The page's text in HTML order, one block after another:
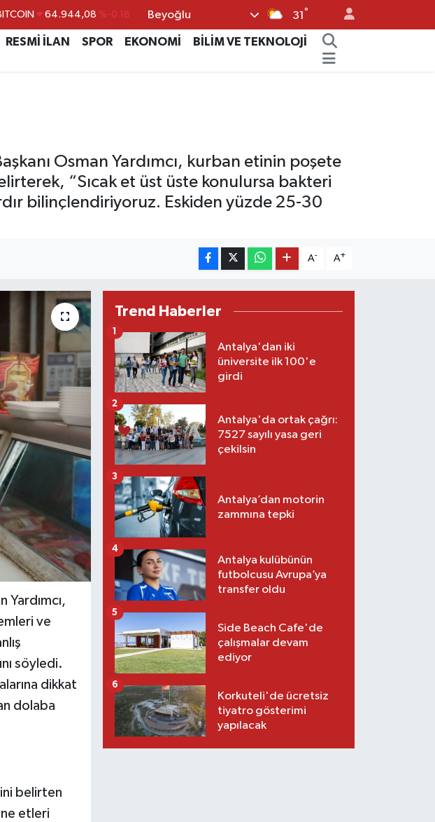
DOLAR 47,7436 %0.18
EURO 55,2510 %0.32
Beyoğlu 31 °
RESMİ İLAN SPOR EKONOMİ
BİLİM VE TEKNOLOJİ
Osman Yardımcı, kurban etinin poşete
“Sıcak et üst üste konulursa bakteri
bilinçlendiriyoruz. Eskiden yüzde 25-30
A- A+
Yardımcı,
ve
söyledi.
dikkat
dolaba
belirten
etleri
Trend Haberler
Antalya'dan iki
üniversite ilk 100'e
girdi
1
Antalya'da ortak çağrı:
7527 sayılı yasa geri
çekilsin
2
Antalya’dan motorin
zammına tepki
3
Antalya kulübünün
futbolcusu Avrupa’ya
transfer oldu
4
Side Beach Cafe'de
çalışmalar devam
ediyor
5
Korkuteli'de ücretsiz
tiyatro gösterimi
yapılacak
6